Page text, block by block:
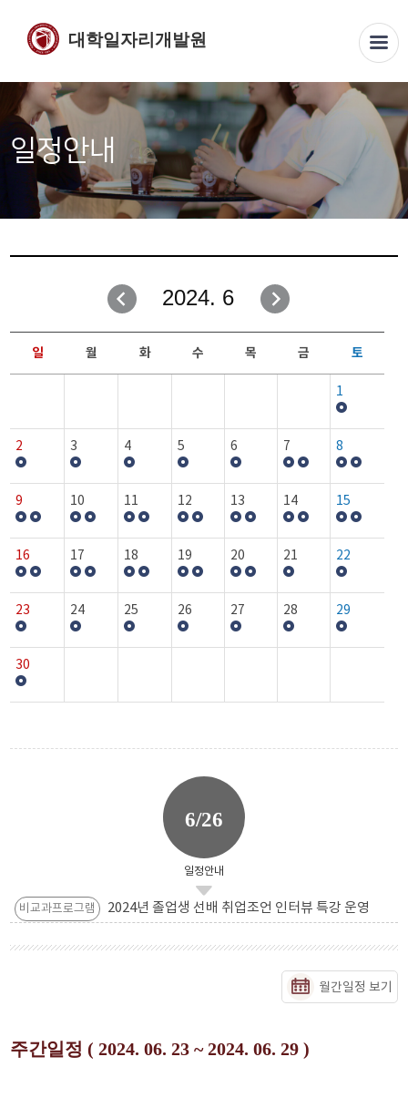
대학일자리개발원
일정안내
2024. 6
일 월 화 수 목 금 토
1
2 3 4 5 6 7 8
9 10 11 12 13 14 15
16 17 18 19 20 21 22
23 24 25 26 27 28 29
30
6/26
일정안내
비교과프로그램 2024년 졸업생 선배 취업조언 인터뷰 특강 운영
월간일정 보기
주간일정 ( 2024. 06. 23 ~ 2024. 06. 29 )